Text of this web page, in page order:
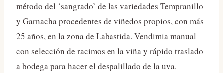
método del ‘sangrado’ de las variedades Tempranillo
y Garnacha procedentes de viñedos propios, con más
25 años, en la zona de Labastida. Vendimia manual
con selección de racimos en la viña y rápido traslado
a bodega para hacer el despalillado de la uva.